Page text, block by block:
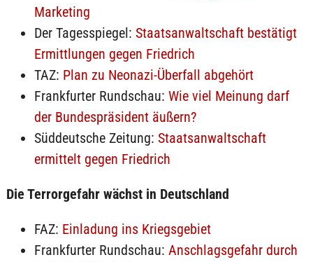
Marketing
Der Tagesspiegel: Staatsanwaltschaft bestätigt
Ermittlungen gegen Friedrich
TAZ: Plan zu Neonazi-Überfall abgehört
Frankfurter Rundschau: Wie viel Meinung darf
der Bundespräsident äußern?
Süddeutsche Zeitung: Staatsanwaltschaft
ermittelt gegen Friedrich
Die Terrorgefahr wächst in Deutschland
FAZ: Einladung ins Kriegsgebiet
Frankfurter Rundschau: Anschlagsgefahr durch